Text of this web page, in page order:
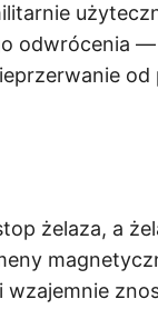
odwrócenia
od
żelaza, a